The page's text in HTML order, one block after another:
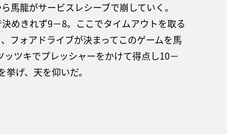
馬龍がサービスレシーブで崩していく。
めきれず9－8。ここでタイムアウトを取る
フォアドライブが決まってこのゲームを馬
ツキでプレッシャーをかけて得点し10－
げ、天を仰いだ。